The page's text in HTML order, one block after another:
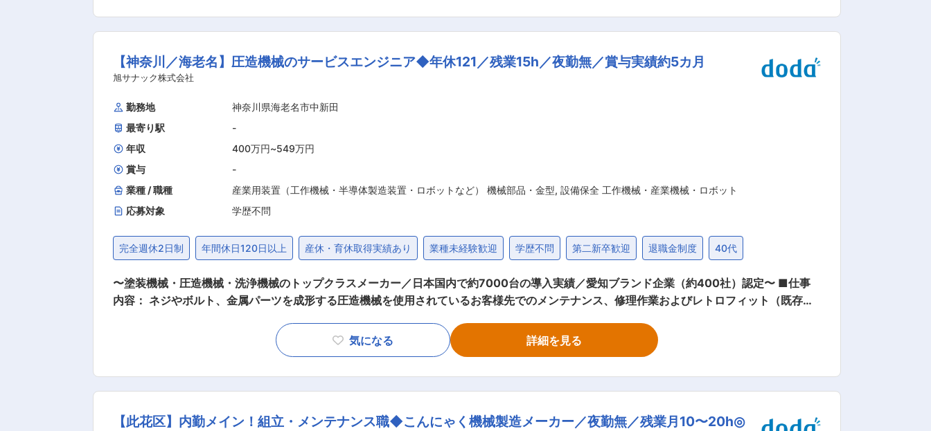
（1）働き方・充実した福利厚生 ※ワークライフバランスを整えやすい環境！ ・年間休日：127日 ・完全週休二日制 ・その他福利厚生 （2）
東証プライム上場グループで安定した経営基盤◎ ・IDEC（東証プライム上場）の100％出資会社であり、グループ内でノウハウ共有できるの
【神奈川／海老名】圧造機械のサービスエンジニア◆年休121／残業15h／夜勤無／賞与実績約5カ月
旭サナック株式会社
勤務地
神奈川県海老名市中新田
最寄り駅
-
年収
400万円~549万円
賞与
-
業種 / 職種
産業用装置（工作機械・半導体製造装置・ロボットなど） 機械部品・金型, 設備保全 工作機械・産業機械・ロボット
応募対象
学歴不問
完全週休2日制 年間休日120日以上 産休・育休取得実績あり 業種未経験歓迎 学歴不問 第二新卒歓迎 退職金制度 40代
〜塗装機械・圧造機械・洗浄機械のトップクラスメーカー／日本国内で約7000台の導入実績／愛知ブランド企業（約400社）認定〜 ■仕事
内容： ネジやボルト、金属パーツを成形する圧造機械を使用されているお客様先でのメンテナンス、修理作業およびレトロフィット（既存の
程度を目途に、以降のアフターサービスとして、メンテナンスおよびレトロフィットをご担当いただきます。 ■働き方： ・お客様へは外出ま
たは出張で訪問します。 ・関東地方が中心ですが一部東北・甲信越・静岡もあり、1回の外出・出張は1日もしくは3〜4日がほとんどです。 ・
す。 ■評価基準： ・圧造機械事業部としての予算達成を第一に、チーム（課）としての予算達成に取り組みます。 ・個人の予算も持ち、予算
気になる 詳細を見る
【此花区】内勤メイン！組立・メンテナンス職◆こんにゃく機械製造メーカー／夜勤無／残業月10〜20h◎